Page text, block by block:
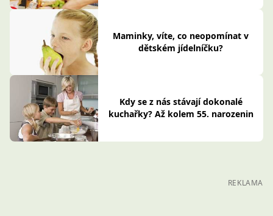
Maminky, víte, co neopomínat v
dětském jídelníčku?
Kdy se z nás stávají dokonalé
kuchařky? Až kolem 55. narozenin
REKLAMA